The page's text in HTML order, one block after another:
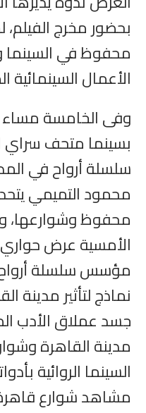
بحضور مخرج
محفوظ في السينما
الأعمال السينمائية
بسينما متحف سراي
سلسلة أرواح في
محمود التميمي
محفوظ وشوارعها،
الأمسية عرض
مؤسس سلسلة أرواح
نماذج لتأثير مدينة
جسد عملاق الأدب
مدينة القاهرة
السينما الروائية
مشاهد شوارع